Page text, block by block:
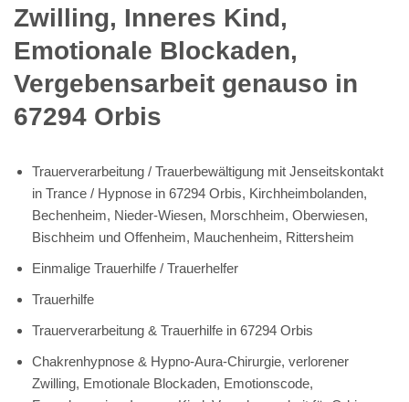
Zwilling, Inneres Kind,
Emotionale Blockaden,
Vergebensarbeit genauso in
67294 Orbis
Trauerverarbeitung / Trauerbewältigung mit Jenseitskontakt
in Trance / Hypnose in 67294 Orbis, Kirchheimbolanden,
Bechenheim, Nieder-Wiesen, Morschheim, Oberwiesen,
Bischheim und Offenheim, Mauchenheim, Rittersheim
Einmalige Trauerhilfe / Trauerhelfer
Trauerhilfe
Trauerverarbeitung & Trauerhilfe in 67294 Orbis
Chakrenhypnose & Hypno-Aura-Chirurgie, verlorener
Zwilling, Emotionale Blockaden, Emotionscode,